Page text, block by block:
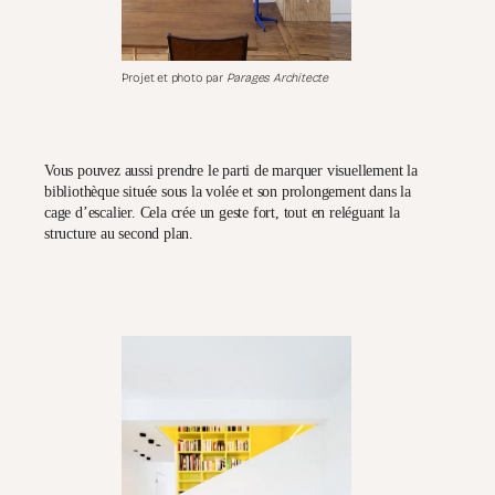
Projet et photo par Parages Architecte
Vous pouvez aussi prendre le parti de marquer visuellement la
bibliothèque située sous la volée et son prolongement dans la
cage d’escalier. Cela crée un geste fort, tout en reléguant la
structure au second plan.